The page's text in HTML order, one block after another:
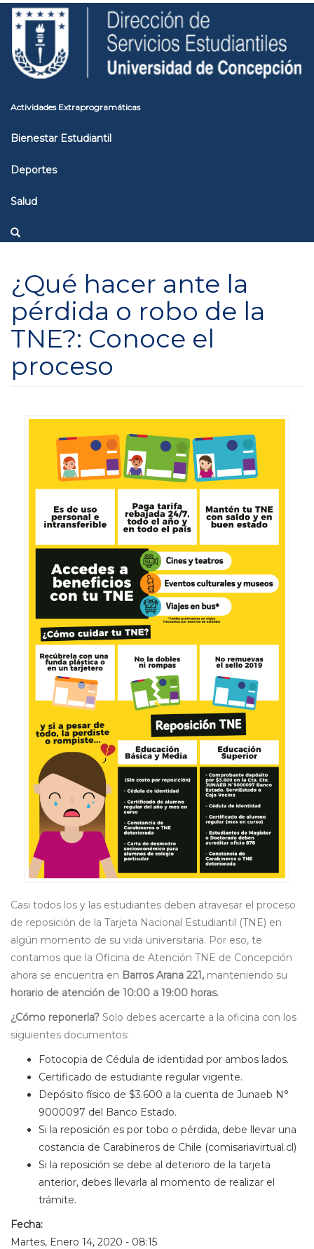
Pasar
contenido
principal
Toggle
high
contrast
Actividades Extraprogramáticas
Bienestar Estudiantil
Deportes
Salud
¿Qué hacer ante la
pérdida o robo de la
TNE?: Conoce el
proceso
Casi todos los y las estudiantes deben atravesar el proceso
de reposición de la Tarjeta Nacional Estudiantil (TNE) en
algún momento de su vida universitaria. Por eso, te
contamos que la Oficina de Atención TNE de Concepción
ahora se encuentra en Barros Arana 221, manteniendo su
horario de atención de 10:00 a 19:00 horas.
¿Cómo reponerla? Solo debes acercarte a la oficina con los
siguientes documentos:
Fotocopia de Cédula de identidad por ambos lados.
Certificado de estudiante regular vigente.
Depósito físico de $3.600 a la cuenta de Junaeb N°
9000097 del Banco Estado.
Si la reposición es por tobo o pérdida, debe llevar una
costancia de Carabineros de Chile (comisariavirtual.cl)
Si la reposición se debe al deterioro de la tarjeta
anterior, debes llevarla al momento de realizar el
trámite.
Fecha:
Martes, Enero 14, 2020 - 08:15